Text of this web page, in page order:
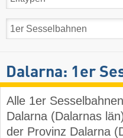
Dalarna: 1er
Alle 1er
Dalarna (Dalarnas
der Provinz Dalarna